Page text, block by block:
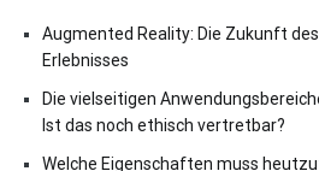
Augmented Reality: Die Zukunft
Erlebnisses
Die vielseitigen
Ist das noch ethisch vertretbar?
Welche Eigenschaften muss